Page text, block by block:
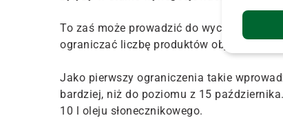
To zaś może prowadzić do wyczerpania
ograniczać liczbę produktów objętych
Jako pierwszy ograniczenia takie
bardziej, niż do poziomu z 15
10 l oleju słonecznikowego.